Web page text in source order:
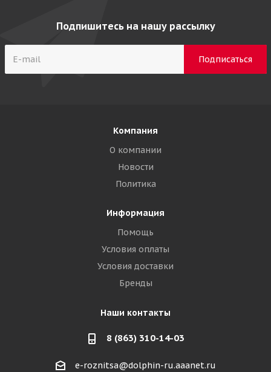
Подпишитесь на нашу рассылку
Компания
О компании
Новости
Политика
Информация
Помощь
Условия оплаты
Условия доставки
Бренды
Наши контакты
8 (863) 310-14-03
e-roznitsa@dolphin-ru.aaanet.ru